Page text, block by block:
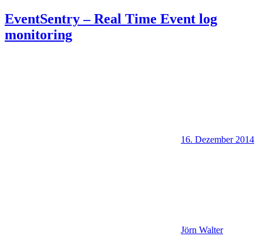
EventSentry – Real Time Event log
monitoring
16. Dezember 2014
Jörn Walter